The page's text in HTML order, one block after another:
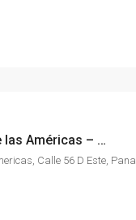
Oficina de 157 m² en Torres de las Américas – Punta Pacífica